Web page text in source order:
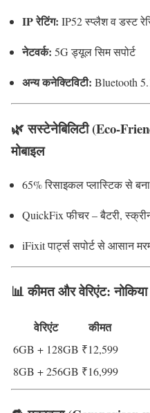
IP रेटिंग: IP52 स्प्लैश व डस्ट
नेटवर्क: 5G ड्यूल सिम सपोर्ट
अन्य कनेक्टिविटी: Bluetooth
🌿 सस्टेनेबिलिटी (Eco-
मोबाइल
65% रिसाइकल प्लास्टिक से
QuickFix फीचर – बैटरी,
iFixit पार्ट्स सपोर्ट से आसान
📊 कीमत और वेरिएंट:
वेरिएंट कीमत
6GB + 128GB ₹12,599
8GB + 256GB ₹16,999